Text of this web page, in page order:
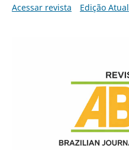
Acessar revista Edição Atual